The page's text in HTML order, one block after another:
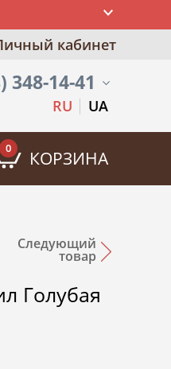
кабинет
348-14-41
RU UA
0 КОРЗИНА
Следующий
товар
Голубая